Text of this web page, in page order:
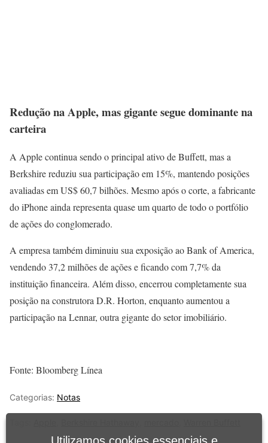
Redução na Apple, mas gigante segue dominante na
carteira
A Apple continua sendo o principal ativo de Buffett, mas a
Berkshire reduziu sua participação em 15%, mantendo posições
avaliadas em US$ 60,7 bilhões. Mesmo após o corte, a fabricante
do iPhone ainda representa quase um quarto de todo o portfólio
de ações do conglomerado.
A empresa também diminuiu sua exposição ao Bank of America,
vendendo 37,2 milhões de ações e ficando com 7,7% da
instituição financeira. Além disso, encerrou completamente sua
posição na construtora D.R. Horton, enquanto aumentou a
participação na Lennar, outra gigante do setor imobiliário.
Fonte: Bloomberg Línea
Categorias: Notas